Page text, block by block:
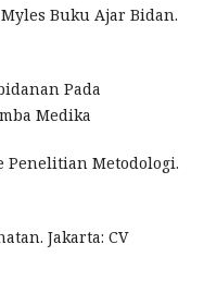
Myles Buku Ajar Bidan.
Pada
Medika
Penelitian Metodologi.
Jakarta: CV